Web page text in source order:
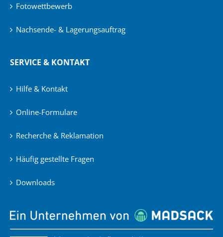
Fotowettbewerb
Nachsende- & Lagerungsauftrag
SERVICE & KONTAKT
Hilfe & Kontakt
Online-Formulare
Recherche & Reklamation
Häufig gestellte Fragen
Downloads